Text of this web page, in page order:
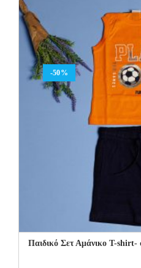
-50%
Παιδικό Σετ Αμάνικο T-